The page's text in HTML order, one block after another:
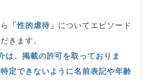
「性的虐待」 についてエピソード
きます。
は、掲載の許可を取っておりま
定できないように名前表記や年齢